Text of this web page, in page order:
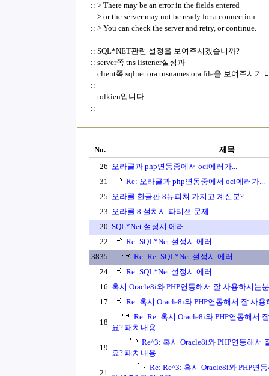
:: > There may be an error in the fields entered
:: > or the server may not be ready for a connection.
:: > You can check the server and retry, or continue.
::
:: SQL*NET관련 설정을 보여주시겠습니까?
:: server쪽 tns listener설정과
:: client쪽 sqlnet.ora tnsnames.ora file을 보여주시기
::
:: tolkien입니다.
::
No.
제목
26 오라클과 php연동중에서 oci에러가...
31
Re: 오라클과 php연동중에서 oci에러가...
25 오라클 한글판 8뉴피쳐 가지고 계신분?
23 오라클 8 설치시 파티션 문제
20 SQL*Net 설정시 에러
22
Re: SQL*Net 설정시 에러
3835
Re: Re: SQL*Net 설정시 에러
24
Re: SQL*Net 설정시 에러
16 혹시 Oracle8i와 PHP연동해서 잘 사용하시는
17
Re: 혹시 Oracle8i와 PHP연동해서 잘 사
18
Re: Re: 혹시 Oracle8i와 PHP연동해서
요? 패치내용
19
Re^3: 혹시 Oracle8i와 PHP연동해서
요? 패치내용
21
Re: Re^3: 혹시 Oracle8i와 PHP연